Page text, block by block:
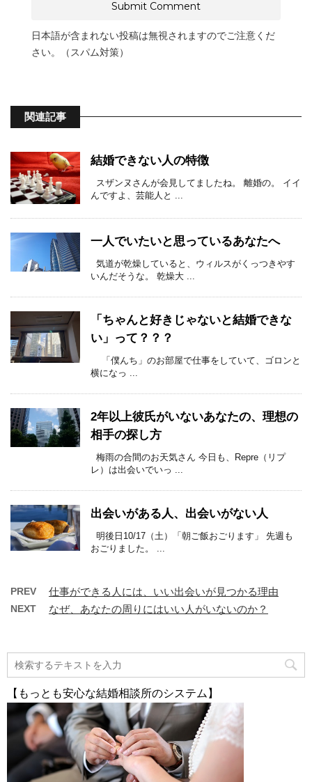
日本語が含まれない投稿は無視されますのでご注意くだ
さい。（スパム対策）
関連記事
結婚できない人の特徴
スザンヌさんが会見してましたね。 離婚の。 イイ
んですよ、芸能人と ...
一人でいたいと思っているあなたへ
気道が乾燥していると、ウィルスがくっつきやす
いんだそうな。 乾燥大 ...
「ちゃんと好きじゃないと結婚できな
い」って？？？
「僕んち」のお部屋で仕事をしていて、ゴロンと
横になっ ...
2年以上彼氏がいないあなたの、理想の
相手の探し方
梅雨の合間のお天気さん 今日も、Repre（リプ
レ）は出会いでいっ ...
出会いがある人、出会いがない人
明後日10/17（土）「朝ご飯おごります」 先週も
おごりました。 ...
PREV 仕事ができる人には、いい出会いが見つかる理由
NEXT なぜ、あなたの周りにはいい人がいないのか？
【もっとも安心な結婚相談所のシステム】